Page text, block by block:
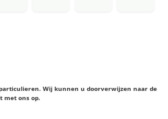
Wij kunnen u doorverwijzen naar de
met ons op.